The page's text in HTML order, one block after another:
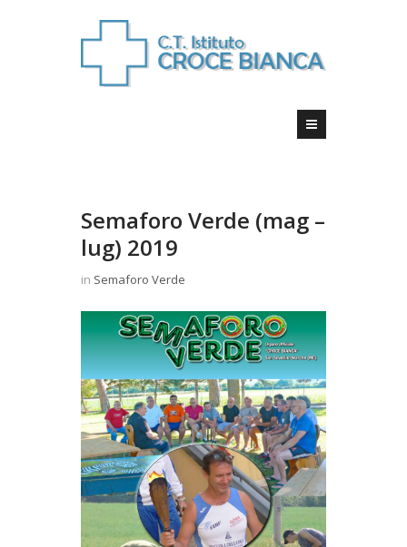
Semaforo Verde (mag –
lug) 2019
in Semaforo Verde